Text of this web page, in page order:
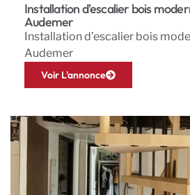
Installation d'escalier bois
Audemer
Installation d’escalier bois
Audemer
Voir L'annonce